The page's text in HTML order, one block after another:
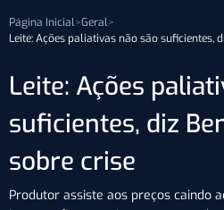
Página Inicial>Geral>
Leite: Ações paliativas não são suficientes,
Leite: Ações
suficientes, diz
sobre crise
Produtor assiste aos preços caindo